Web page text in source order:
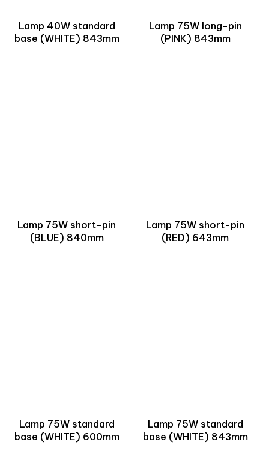
Lamp 40W standard
base (WHITE) 843mm
Lamp 75W long-pin
(PINK) 843mm
Lamp 75W short-pin
(BLUE) 840mm
Lamp 75W short-pin
(RED) 643mm
Lamp 75W standard
base (WHITE) 600mm
Lamp 75W standard
base (WHITE) 843mm